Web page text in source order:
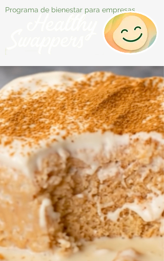
Programa de bienestar para empresas